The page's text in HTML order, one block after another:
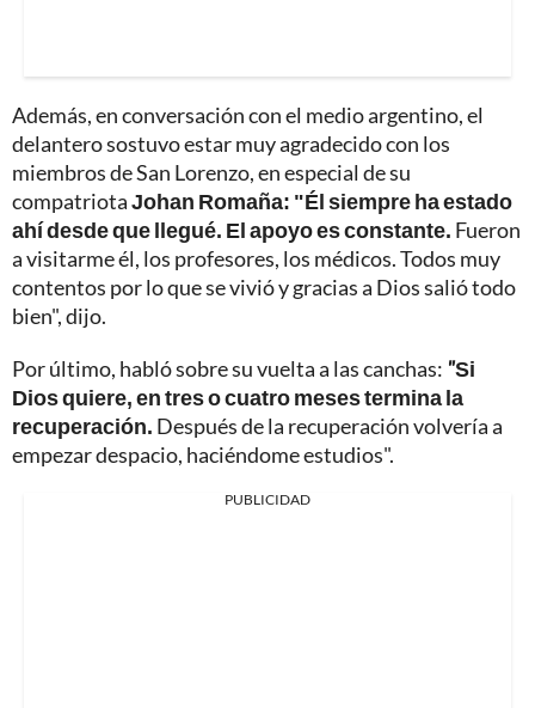
Además, en conversación con el medio argentino, el
delantero sostuvo estar muy agradecido con los
miembros de San Lorenzo, en especial de su
compatriotaJohan Romaña: "Él siempre ha estado
ahí desde que llegué. El apoyo es constante. Fueron
a visitarme él, los profesores, los médicos. Todos muy
contentos por lo que se vivió y gracias a Dios salió todo
bien", dijo.
Por último, habló sobre su vuelta a las canchas: "Si
Dios quiere, en tres o cuatro meses termina la
recuperación. Después de la recuperación volvería a
empezar despacio, haciéndome estudios".
PUBLICIDAD